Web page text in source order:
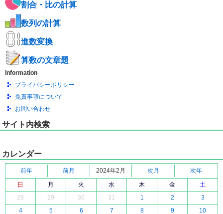
割合・比の計算
数列の計算
進数変換
算数の文章題
Information
プライバシーポリシー
免責事項について
お問い合わせ
サイト内検索
カレンダー
前年 前月 2024年2月 次月
次年
日
月 火 水 木 金
土
28
29 30 31 1 2
3
4
5 6 7 8 9 10